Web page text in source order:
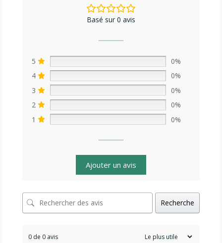
Basé sur 0 avis
5
0%
4
0%
3
0%
2
0%
1
0%
Ajouter un avis
Recherche
0 de 0 avis